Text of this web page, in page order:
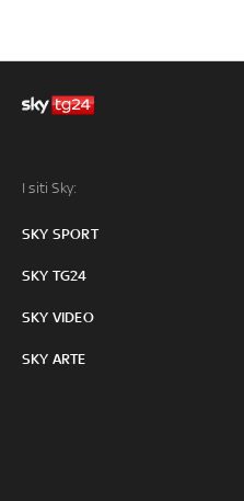
I siti Sky:
SKY SPORT
SKY TG24
SKY VIDEO
SKY ARTE